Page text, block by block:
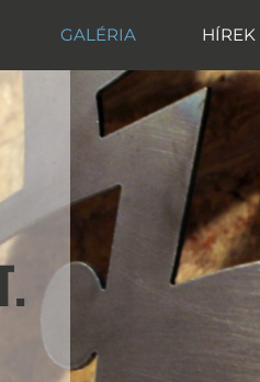
GALÉRIA HÍREK